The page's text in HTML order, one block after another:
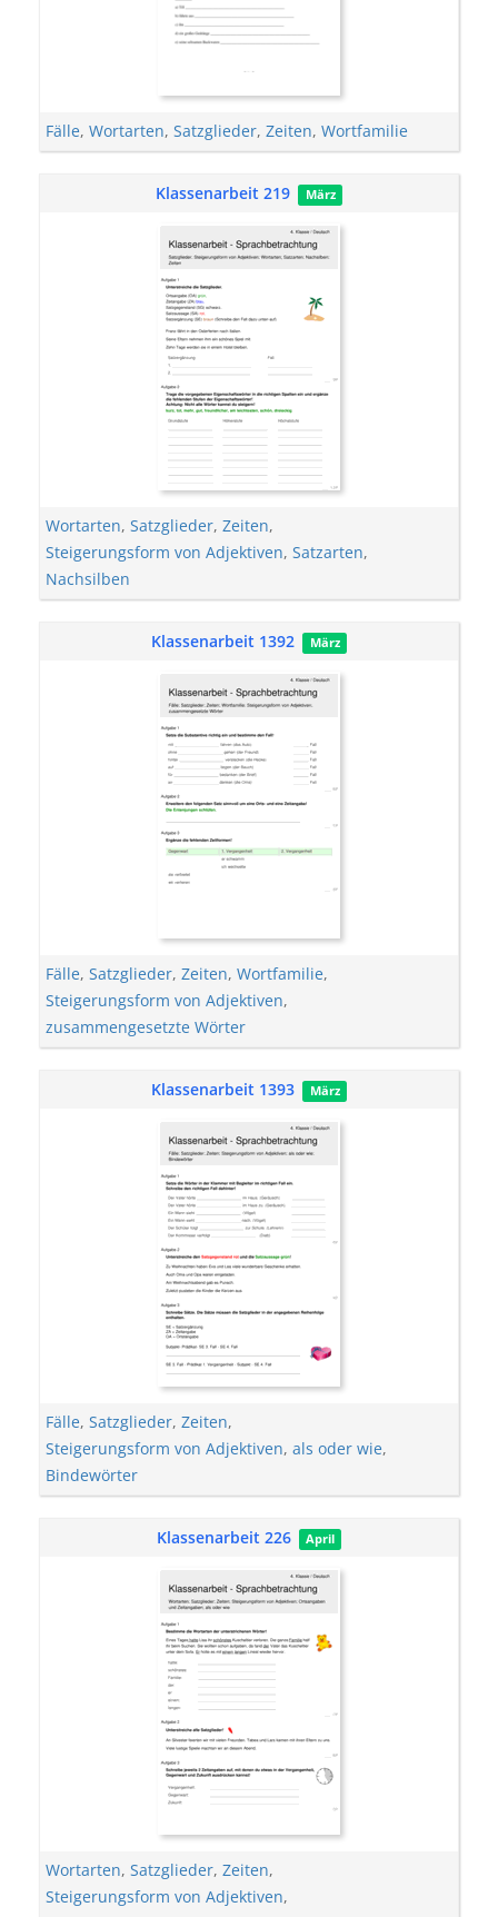
Fälle, Wortarten, Satzglieder, Zeiten, Wortfamilie
Klassenarbeit 219 März
Wortarten, Satzglieder, Zeiten,
Steigerungsform von Adjektiven, Satzarten,
Nachsilben
Klassenarbeit 1392 März
Fälle, Satzglieder, Zeiten, Wortfamilie,
Steigerungsform von Adjektiven,
zusammengesetzte Wörter
Klassenarbeit 1393 März
Fälle, Satzglieder, Zeiten,
Steigerungsform von Adjektiven, als oder wie,
Bindewörter
Klassenarbeit 226 April
Wortarten, Satzglieder, Zeiten,
Steigerungsform von Adjektiven,